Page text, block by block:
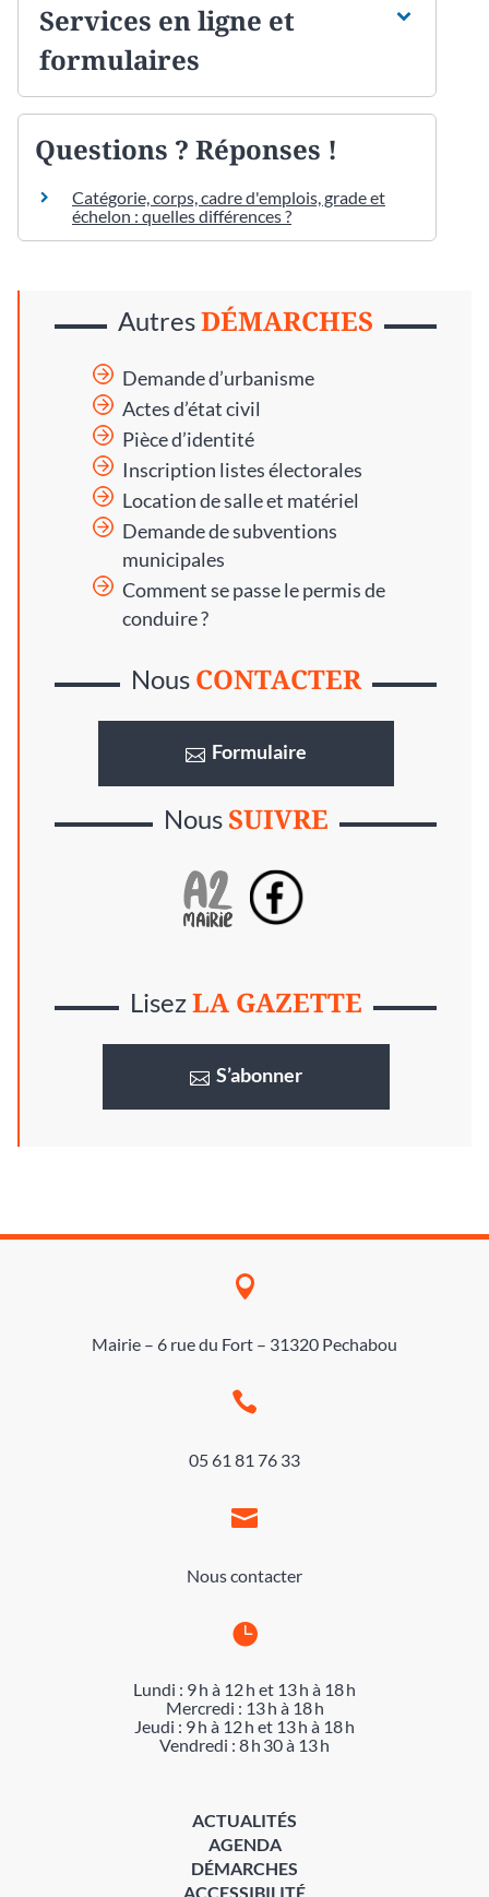
Services en ligne et
formulaires
Questions ? Réponses !
Catégorie, corps, cadre d'emplois, grade et
échelon : quelles différences ?
AutresDÉMARCHES
Demande d’urbanisme
Actes d’état civil
Pièce d’identité
Inscription listes électorales
Location de salle et matériel
Demande de subventions
municipales
Comment se passe le permis de
conduire ?
Nous CONTACTER
Formulaire
NousSUIVRE
LisezLA GAZETTE
S’abonner

Mairie – 6 rue du Fort – 31320 Pechabou

05 61 81 76 33

Nous contacter

Lundi : 9 h à 12 h et 13 h à 18 h
Mercredi : 13 h à 18 h
Jeudi : 9 h à 12 h et 13 h à 18 h
Vendredi : 8 h 30 à 13 h
ACTUALITÉS
AGENDA
DÉMARCHES
ACCESSIBILITÉ